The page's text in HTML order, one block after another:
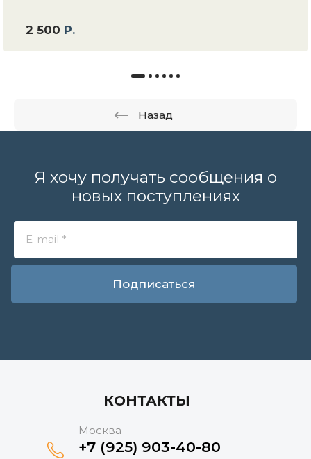
2 500 Р.
Назад
Я хочу получать сообщения о
новых поступлениях
Подписаться
КОНТАКТЫ
Москва
+7 (925) 903-40-80